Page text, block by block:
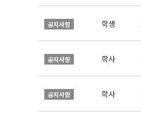
공지사항 학생
공지사항 학사
공지사항 학사